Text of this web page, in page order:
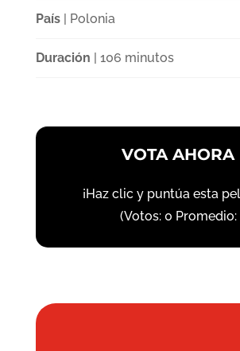
País| Polonia
Duración | 106 minutos
VOTA AHORA
¡Haz clic y puntúa esta
(Votos: 0 Promedio: